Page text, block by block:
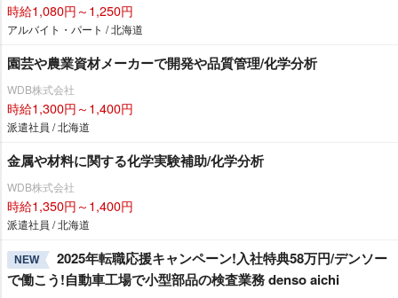
時給1,080円～1,250円
アルバイト・パート / 北海道
園芸や農業資材メーカーで開発や品質管理/化学分析
WDB株式会社
時給1,300円～1,400円
派遣社員 / 北海道
金属や材料に関する化学実験補助/化学分析
WDB株式会社
時給1,350円～1,400円
派遣社員 / 北海道
NEW
2025年転職応援キャンペーン!入社特典58万円/デンソー
で働こう!自動車工場で小型部品の検査業務 denso aichi